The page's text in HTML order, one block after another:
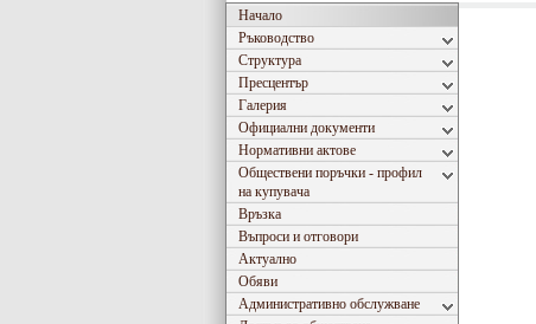
Начало
Ръководство
Структура
Пресцентър
Галерия
Официални документи
Нормативни актове
Обществени поръчки - профил
на купувача
Връзка
Въпроси и отговори
Актуално
Обяви
Административно обслужване